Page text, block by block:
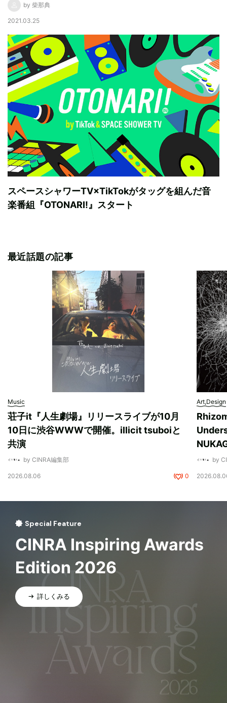
by 柴那典
2021.03.25
スペースシャワーTV×TikTokがタッグを組んだ音
楽番組『OTONARI!』スタート
最近話題の記事
Music
荘子it『人生劇場』リリースライブが10月
10日に渋谷WWWで開催。illicit tsuboiと
共演
by CINRA編集部
2026.08.06 0
Art,Design
by
Special Feature
CINRA Inspiring Awards
Edition 2026
詳しくみる